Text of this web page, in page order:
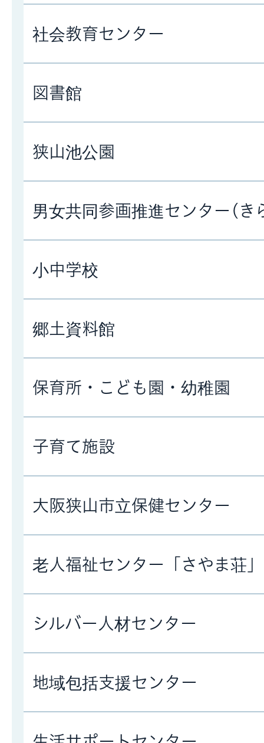
社会教育センター
図書館
狭山池公園
男女共同参画推進センター(き
小中学校
郷土資料館
保育所・こども園・幼稚園
子育て施設
大阪狭山市立保健センター
老人福祉センター「さやま荘」
シルバー人材センター
地域包括支援センター